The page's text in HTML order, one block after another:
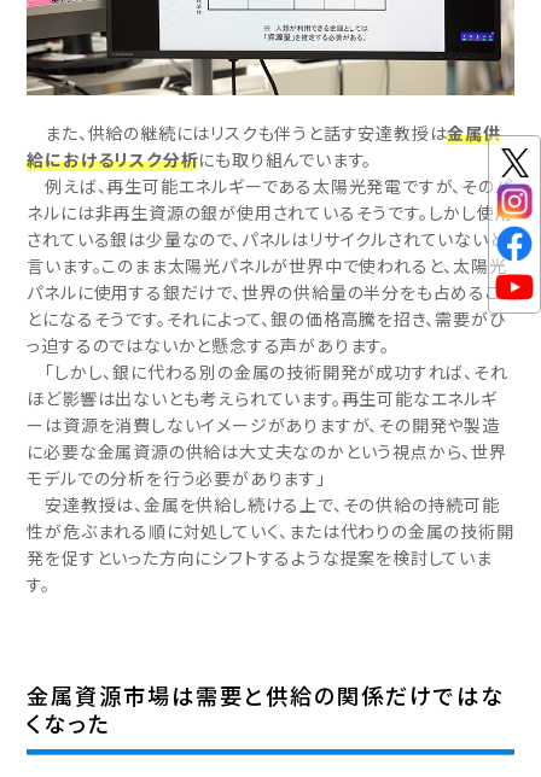
また、供給の継続にはリスクも伴うと話す安達教授は金属供
給におけるリスク分析にも取り組んでいます。
例えば、再生可能エネルギーである太陽光発電ですが、そのパ
ネルには非再生資源の銀が使用されているそうです。しかし使用
されている銀は少量なので、パネルはリサイクルされていないと
言います。このまま太陽光パネルが世界中で使われると、太陽光
パネルに使用する銀だけで、世界の供給量の半分をも占めるこ
とになるそうです。それによって、銀の価格高騰を招き、需要がひ
っ迫するのではないかと懸念する声があります。
「しかし、銀に代わる別の金属の技術開発が成功すれば、それ
ほど影響は出ないとも考えられています。再生可能なエネルギ
ーは資源を消費しないイメージがありますが、その開発や製造
に必要な金属資源の供給は大丈夫なのかという視点から、世界
モデルでの分析を行う必要があります」
安達教授は、金属を供給し続ける上で、その供給の持続可能
性が危ぶまれる順に対処していく、または代わりの金属の技術開
発を促すといった方向にシフトするような提案を検討していま
す。
金属資源市場は需要と供給の関係だけではな
くなった